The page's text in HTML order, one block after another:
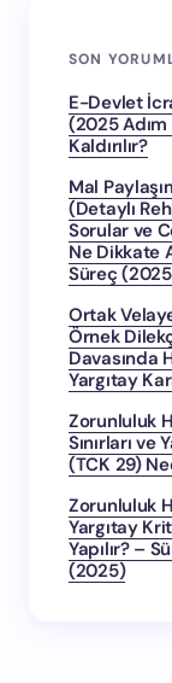
SON
E-Devlet
(2025
Kaldırılır?
Mal
(Detaylı
Sorular ve
Ne Dikkate
Süreç
Ortak
Örnek
Davasında
Yargıtay
Zorunluluk
Sınırları ve
(TCK 29)
Zorunluluk
Yargıtay
Yapılır? –
(2025)